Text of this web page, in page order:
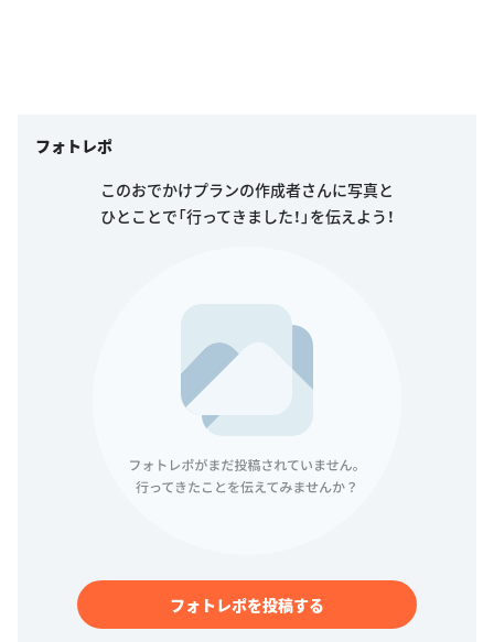
フォトレポ
このおでかけプランの作成者さんに写真と
ひとことで「行ってきました！」を伝えよう！
フォトレポを投稿する